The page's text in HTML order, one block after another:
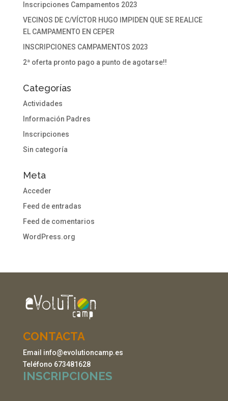
Inscripciones Campamentos 2023
VECINOS DE C/VÍCTOR HUGO IMPIDEN QUE SE REALICE
EL CAMPAMENTO EN CEPER
INSCRIPCIONES CAMPAMENTOS 2023
2ª oferta pronto pago a punto de agotarse!!
Categorías
Actividades
Información Padres
Inscripciones
Sin categoría
Meta
Acceder
Feed de entradas
Feed de comentarios
WordPress.org
CONTACTA
Email info@evolutioncamp.es
Teléfono 673481628
INSCRIPCIONES